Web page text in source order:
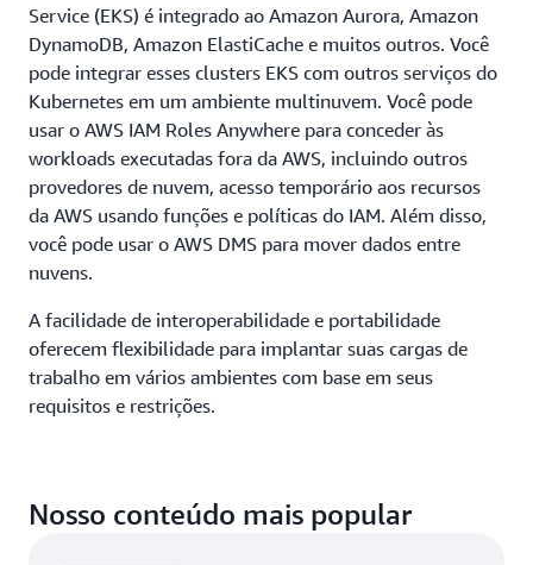
Service (EKS) é integrado ao Amazon Aurora, Amazon
DynamoDB, Amazon ElastiCache e muitos outros. Você
pode integrar esses clusters EKS com outros serviços do
Kubernetes em um ambiente multinuvem. Você pode
usar o AWS IAM Roles Anywhere para conceder às
workloads executadas fora da AWS, incluindo outros
provedores de nuvem, acesso temporário aos recursos
da AWS usando funções e políticas do IAM. Além disso,
você pode usar o AWS DMS para mover dados entre
nuvens.
A facilidade de interoperabilidade e portabilidade
oferecem flexibilidade para implantar suas cargas de
trabalho em vários ambientes com base em seus
requisitos e restrições.
Nosso conteúdo mais popular